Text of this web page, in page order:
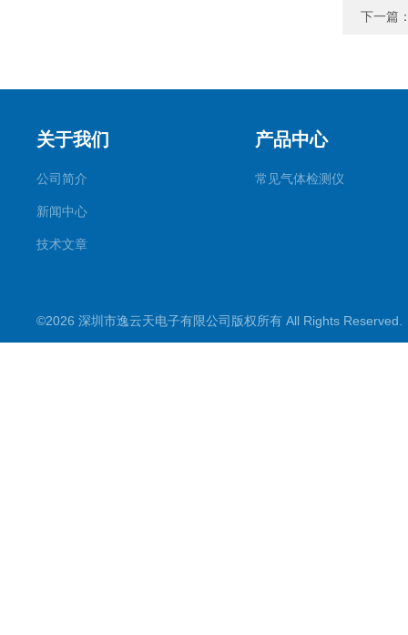
下一篇
关于我们
公司简介
新闻中心
技术文章
产品中心
常见气体检测仪
©2026 深圳市逸云天电子有限公司版权所有 All Rights